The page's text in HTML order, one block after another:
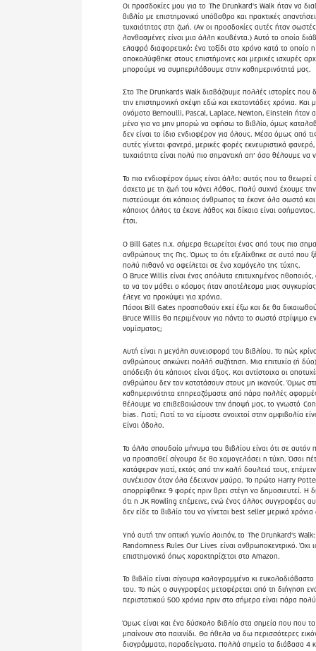
Οι προσδοκίες μου για το The Drunkard's Walk ήταν να
βιβλίο με επιστημονικό υπόβαθρο και πρακτικές
τυχαιότητας στη ζωή. (Αν οι προσδοκίες αυτές ήταν
λανθασμένες είναι μια άλλη κουβέντα.) Αυτό το οποίο
ελαφρά διαφορετικό: ένα ταξίδι στο χρόνο κατά το οποίο η
αποκαλύφθηκε στους επιστήμονες και μερικές ισχυρές
μπορούμε να συμπεριλάβουμε στην καθημερινότητά μας.
Στο The Drunkards Walk διαβάζουμε πολλές ιστορίες που
την επιστημονική σκέψη εδώ και εκατοντάδες χρόνια. Και
ονόματα Bernoulli, Pascal, Laplace, Newton, Einstein ήταν
μένα για να μην μπορώ να αφήσω το βιβλίο, όμως
δεν είναι το ίδιο ενδιαφέρον για όλους. Μέσα όμως από
αυτές γίνεται φανερό, μερικές φορές εκνευριστικά φανερό,
τυχαιότητα είναι πολύ πιο σημαντική απ’ όσο θέλουμε να
Το πιο ενδιαφέρον όμως είναι άλλο: αυτός που τα θεωρεί
άσχετα με τη ζωή του κάνει λάθος. Πολύ συχνά έχουμε
πιστεύουμε ότι κάποιος άνθρωπος τα έκανε όλα σωστά
κάποιος άλλος τα έκανε λάθος και δίκαια είναι
έτσι.
Ο Bill Gates π.χ. σήμερα θεωρείται ένας από τους πιο
ανθρώπους της Γης. Όμως το ότι εξελίχθηκε σε αυτό που
πολύ πιθανό να οφείλεται σε ένα χαμόγελο της τύχης.
Ο Bruce Willis είναι ένας απόλυτα επιτυχημένος
το να τον μάθει ο κόσμος ήταν αποτέλεσμα μιας
έλεγε να προκύψει για χρόνια.
Πόσοι Bill Gates προσπαθούν εκεί έξω και δε θα
Bruce Willis θα περιμένουν για πάντα το σωστό στρίψιμο
νομίσματος;
Αυτή είναι η μεγάλη συνεισφορά του βιβλίου. Το πώς
ανθρώπους σηκώνει πολλή συζήτηση. Μια επιτυχία (ή δύο)
απόδειξη ότι κάποιος είναι άξιος. Και αντίστοιχα οι
ανθρώπου δεν τον κατατάσουν στους μη ικανούς. Όμως
καθημερινότητα επηρεαζόμαστε από πάρα πολλές
θέλουμε να επιβεβαιώσουν την άποψή μας, το γνωστό
bias. Γιατί; Γιατί το να είμαστε ανοιχτοί στην αμφιβολία
Είναι άβολο.
Το άλλο σπουδαίο μήνυμα του βιβλίου είναι ότι σε αυτόν
να προσπαθεί σίγουρα δε θα χαμογελάσει η τύχη. Όσοι
κατάφεραν γιατί, εκτός από την καλή δουλειά τους,
συνέχισαν όταν όλα έδειχναν μαύρα. Το πρώτο Harry
απορρίφθηκε 9 φορές πριν βρει στέγη να δημοσιευτεί. Η
ότι η JK Rowling επέμεινε, ενώ ένας άλλος συγγραφέας
δεν είδε το βιβλίο του να γίνεται best seller μερικά
Υπό αυτή την οπτική γωνία λοιπόν, το The Drunkard's
Randomness Rules Our Lives είναι ανθρωποκεντρικό. Όχι
επιστημονικό όπως χαρακτηρίζεται στο Amazon.
Το βιβλίο είναι σίγουρα καλογραμμένο κι ευκολοδιάβαστο
του. Το πώς ο συγγραφέας μεταφέρεται από τη διήγηση
περιστατικού 500 χρόνια πριν στο σήμερα είναι πάρα
Όμως είναι και ένα δύσκολο βιβλίο στα σημεία που που
μπαίνουν στο παιχνίδι. Θα ήθελα να δω περισσότερες
διαγράμματα, παραδείγματα. Πολλά σημεία τα διάβασα 4